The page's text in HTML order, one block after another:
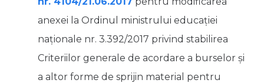
anexei la Ordinul ministrului educaţiei
naţionale nr. 3.392/2017 privind stabilirea
Criteriilor generale de acordare a burselor şi
a altor forme de sprijin material pentru